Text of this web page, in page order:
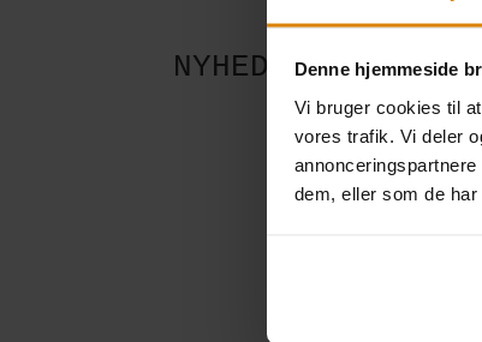
Denne hjemmeside
Vi bruger cookies til
vores trafik. Vi deler
dem, eller som de
NYHEDSBREV